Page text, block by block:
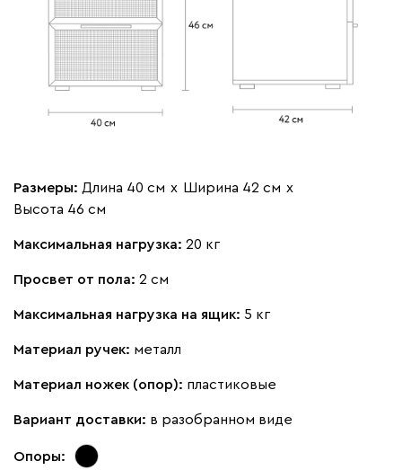
Размеры: Длина 40 см х Ширина 42 см х
Высота 46 см
Максимальная нагрузка: 20 кг
Просвет от пола: 2 см
Максимальная нагрузка на ящик: 5 кг
Материал ручек: металл
Материал ножек (опор): пластиковые
Вариант доставки: в разобранном виде
Опоры: